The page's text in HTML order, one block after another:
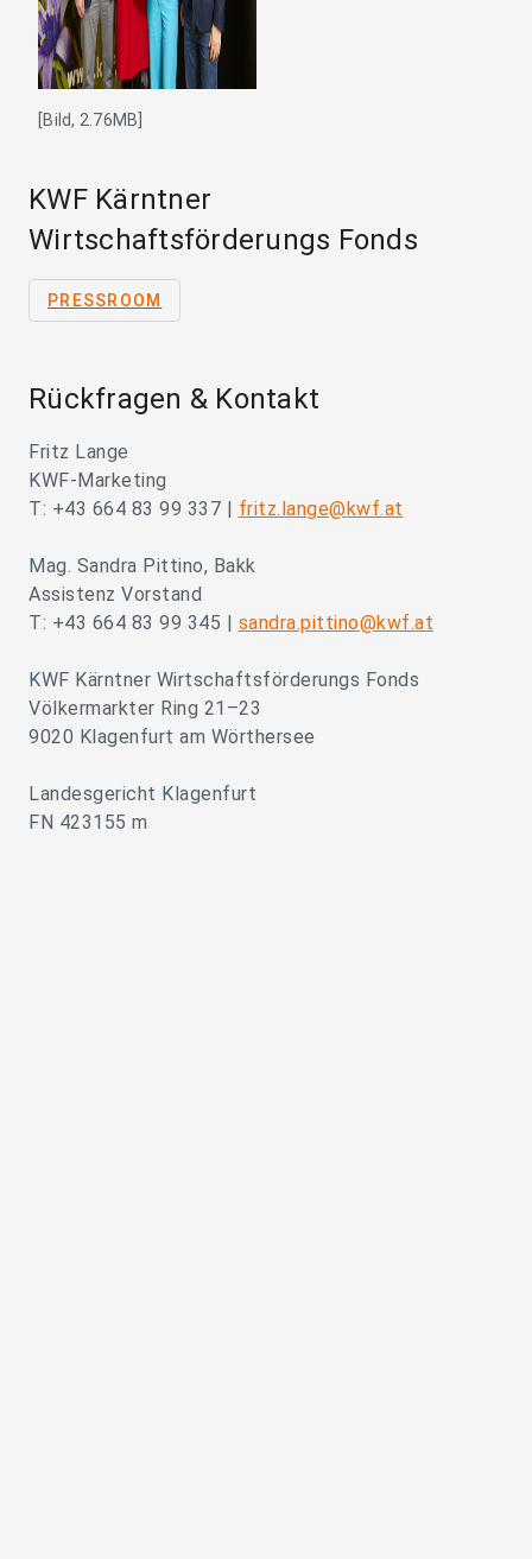
[Bild, 2.76MB]
KWF Kärntner
Wirtschaftsförderungs Fonds
PRESSROOM
Rückfragen & Kontakt
Fritz Lange
KWF-Marketing
T: +43 664 83 99 337 | fritz.lange@kwf.at
Mag. Sandra Pittino, Bakk
Assistenz Vorstand
T: +43 664 83 99 345 | sandra.pittino@kwf.at
KWF Kärntner Wirtschaftsförderungs Fonds
Völkermarkter Ring 21–23
9020 Klagenfurt am Wörthersee
Landesgericht Klagenfurt
FN 423155 m